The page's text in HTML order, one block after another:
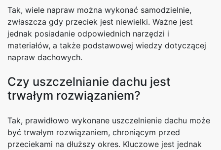
Tak, wiele napraw można wykonać samodzielnie,
zwłaszcza gdy przeciek jest niewielki. Ważne jest
jednak posiadanie odpowiednich narzędzi i
materiałów, a także podstawowej wiedzy dotyczącej
napraw dachowych.
Czy uszczelnianie dachu jest
trwałym rozwiązaniem?
Tak, prawidłowo wykonane uszczelnienie dachu może
być trwałym rozwiązaniem, chroniącym przed
przeciekami na dłuższy okres. Kluczowe jest jednak